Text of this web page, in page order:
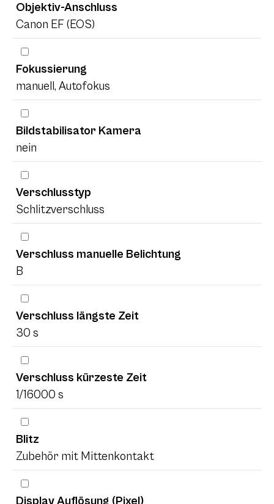
Objektiv-Anschluss
Canon EF (EOS)
Fokussierung
manuell, Autofokus
Bildstabilisator Kamera
nein
Verschlusstyp
Schlitzverschluss
Verschluss manuelle Belichtung
B
Verschluss längste Zeit
30 s
Verschluss kürzeste Zeit
1/16000 s
Blitz
Zubehör mit Mittenkontakt
Display Auflösung (Pixel)